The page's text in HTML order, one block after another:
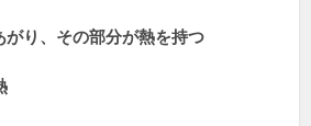
がり、その部分が熱を持つ